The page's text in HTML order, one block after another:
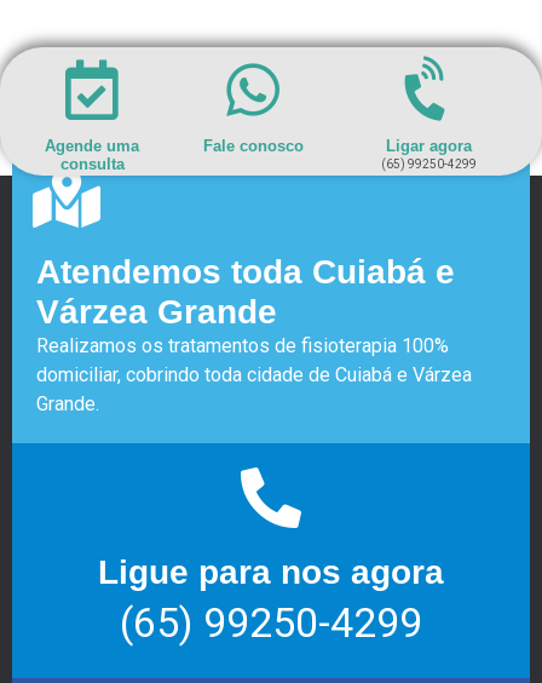
Agende uma
consulta
Fale conosco Ligar agora
(65) 99250-4299
Atendemos toda Cuiabá e
Várzea Grande
Realizamos os tratamentos de fisioterapia 100%
domiciliar, cobrindo toda cidade de Cuiabá e Várzea
Grande.
Ligue para nos agora
(65) 99250-4299